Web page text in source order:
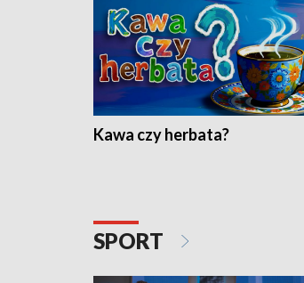
Kawa czy herbata?
SPORT